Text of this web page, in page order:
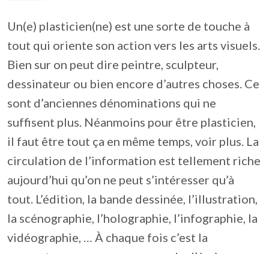
Un(e) plasticien(ne) est une sorte de touche à
tout qui oriente son action vers les arts visuels.
Bien sur on peut dire peintre, sculpteur,
dessinateur ou bien encore d’autres choses. Ce
sont d’anciennes dénominations qui ne
suffisent plus. Néanmoins pour être plasticien,
il faut être tout ça en même temps, voir plus. La
circulation de l’information est tellement riche
aujourd’hui qu’on ne peut s’intéresser qu’à
tout. L’édition, la bande dessinée, l’illustration,
la scénographie, l’holographie, l’infographie, la
vidéographie, … À chaque fois c’est la